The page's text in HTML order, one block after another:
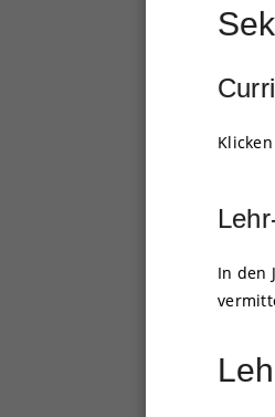
In den